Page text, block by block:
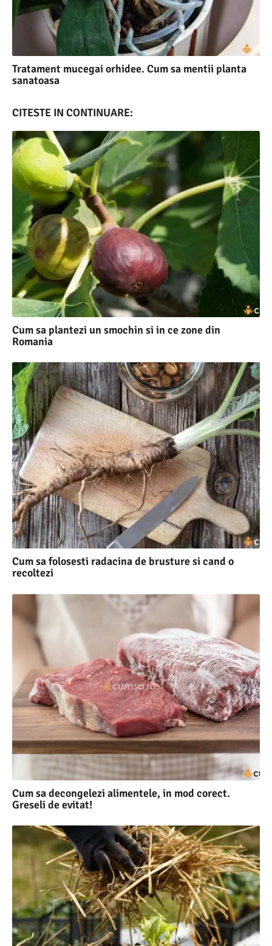
Tratament mucegai orhidee. Cum sa mentii planta
sanatoasa
CITESTE IN CONTINUARE:
Cum sa plantezi un smochin si in ce zone din
Romania
Cum sa folosesti radacina de brusture si cand o
recoltezi
Cum sa decongelezi alimentele, in mod corect.
Greseli de evitat!